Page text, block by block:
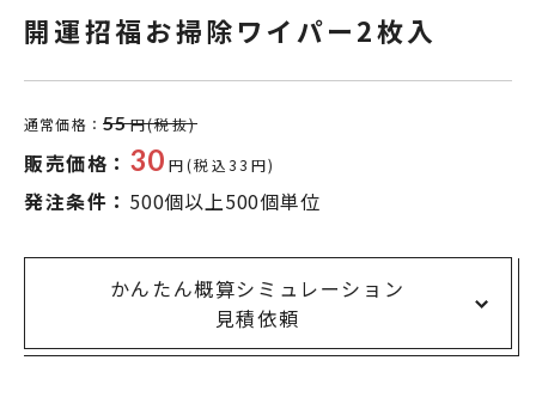
開運招福お掃除ワイパー2枚入
通常価格： 55円(税抜)
販売価格： 30 円(税込33円)
発注条件： 500個以上500個単位
かんたん概算シミュレーション
見積依頼